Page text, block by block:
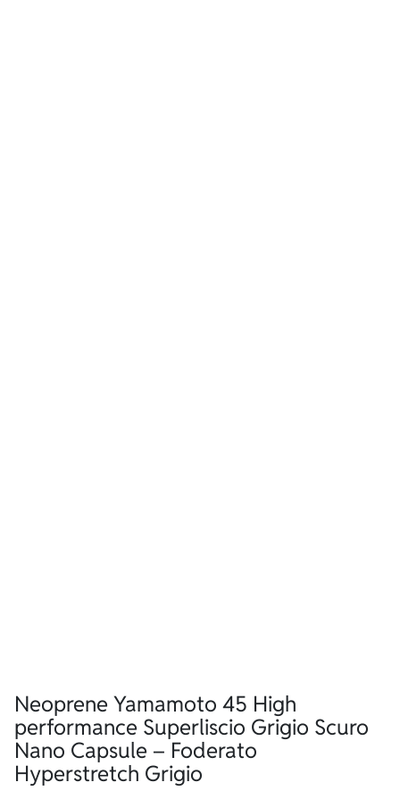
Neoprene Yamamoto 45 High
performance Superliscio Grigio Scuro
Nano Capsule – Foderato
Hyperstretch Grigio